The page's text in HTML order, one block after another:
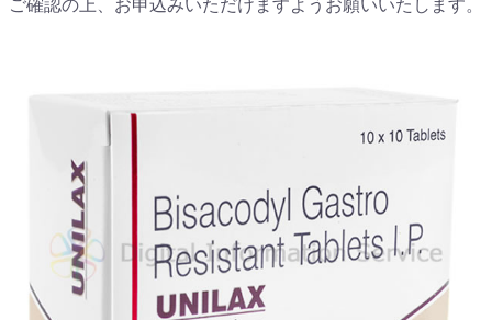
ご確認の上、お申込みいただけますようお願いいたします。